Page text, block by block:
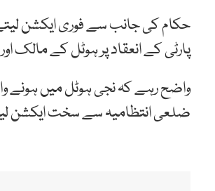
حکام کی جانب سے فوری ایکشن
پارٹی کے انعقاد پر ہوٹل کے مالک
واضح رہے کہ نجی ہوٹل میں ہونے
ضلعی انتظامیہ سے سخت ایکشن لینے